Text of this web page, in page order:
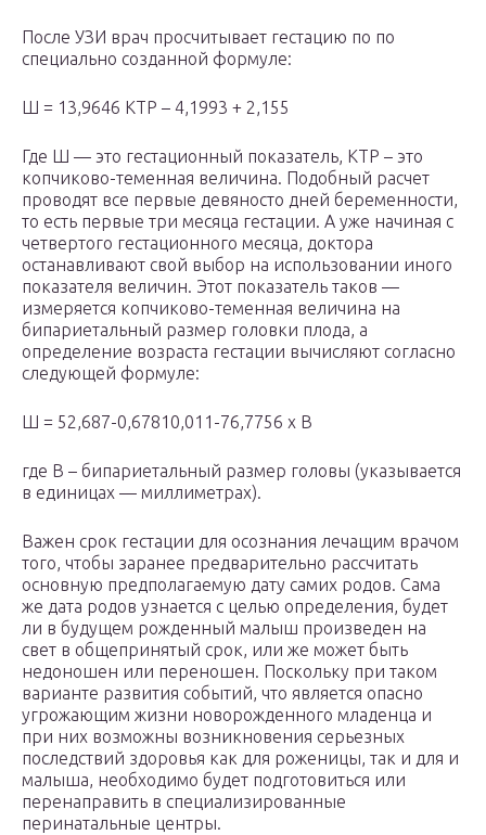
После УЗИ врач просчитывает гестацию по по
специально созданной формуле:
Ш = 13,9646 КТР – 4,1993 + 2,155
Где Ш — это гестационный показатель, КТР – это
копчиково-теменная величина. Подобный расчет
проводят все первые девяносто дней беременности,
то есть первые три месяца гестации. А уже начиная с
четвертого гестационного месяца, доктора
останавливают свой выбор на использовании иного
показателя величин. Этот показатель таков —
измеряется копчиково-теменная величина на
бипариетальный размер головки плода, а
определение возраста гестации вычисляют согласно
следующей формуле:
Ш = 52,687-0,67810,011-76,7756 x В
где В – бипариетальный размер головы (указывается
в единицах — миллиметрах).
Важен срок гестации для осознания лечащим врачом
того, чтобы заранее предварительно рассчитать
основную предполагаемую дату самих родов. Сама
же дата родов узнается с целью определения, будет
ли в будущем рожденный малыш произведен на
свет в общепринятый срок, или же может быть
недоношен или переношен. Поскольку при таком
варианте развития событий, что является опасно
угрожающим жизни новорожденного младенца и
при них возможны возникновения серьезных
последствий здоровья как для роженицы, так и для и
малыша, необходимо будет подготовиться или
перенаправить в специализированные
перинатальные центры.